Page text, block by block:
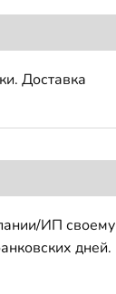
Доставка
ИП своему
дней.